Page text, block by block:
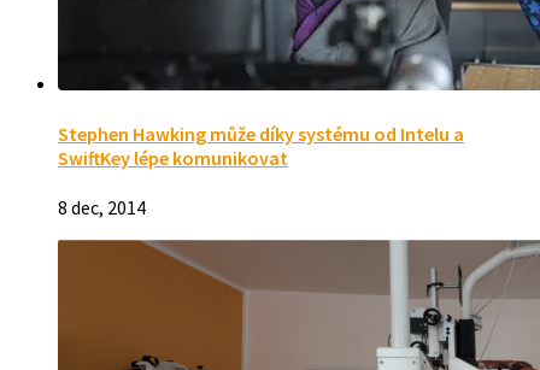
Stephen Hawking může díky systému od Intelu a
SwiftKey lépe komunikovat
8 dec, 2014